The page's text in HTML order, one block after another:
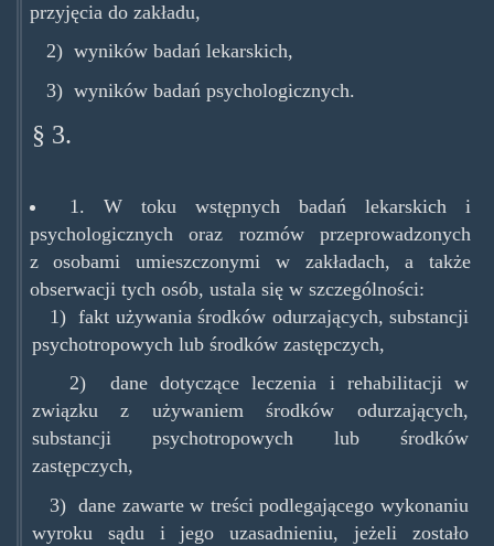
przyjęcia do zakładu,
2) wyników badań lekarskich,
3) wyników badań psychologicznych.
§ 3.
1. W toku wstępnych badań lekarskich i
psychologicznych oraz rozmów przeprowadzonych
z osobami umieszczonymi w zakładach, a także
obserwacji tych osób, ustala się w szczególności:
1) fakt używania środków odurzających, substancji
psychotropowych lub środków zastępczych,
2) dane dotyczące leczenia i rehabilitacji w
związku z używaniem środków odurzających,
substancji psychotropowych lub środków
zastępczych,
3) dane zawarte w treści podlegającego wykonaniu
wyroku sądu i jego uzasadnieniu, jeżeli zostało